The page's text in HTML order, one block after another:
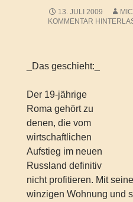
13. JULI 2009
KOMMENTAR
_Das geschieht:_
Der 19-jährige
Roma gehört zu
denen, die vom
wirtschaftlichen
Aufstieg im neuen
Russland definitiv
nicht profitieren. Mit
winzigen Wohnung und